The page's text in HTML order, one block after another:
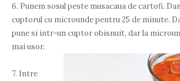
6. Punem sosul peste musacaua de cartofi.
cuptorul cu microunde pentru 25 de minute.
pune si intr-un cuptor obisnuit, dar la
mai usor.
7. Intre